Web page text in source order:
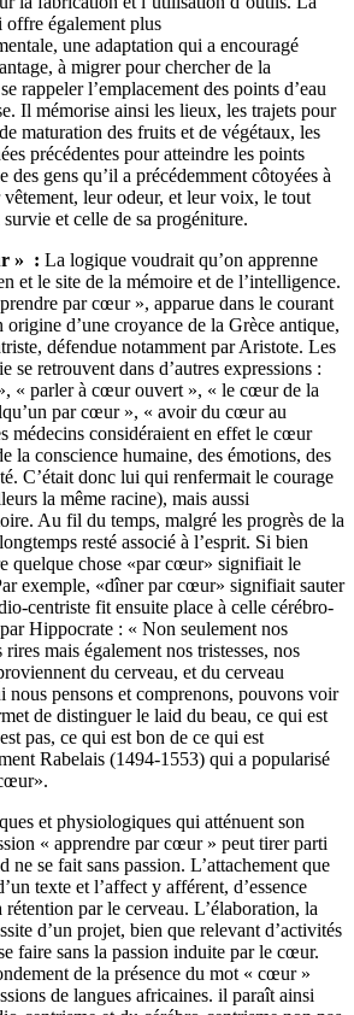
offre également plus
une adaptation qui a encouragé
à migrer pour chercher de la
rappeler l’emplacement des points d’eau
Il mémorise ainsi les lieux, les trajets pour
maturation des fruits et de végétaux, les
précédentes pour atteindre les points
des gens qu’il a précédemment côtoyées à
leur odeur, et leur voix, le tout
et celle de sa progéniture.
» : La logique voudrait qu’on apprenne
et le site de la mémoire et de l’intelligence.
par cœur », apparue dans le courant
d’une croyance de la Grèce antique,
défendue notamment par Aristote. Les
se retrouvent dans d’autres expressions :
« parler à cœur ouvert », « le cœur de la
par cœur », « avoir du cœur au
médecins considéraient en effet le cœur
la conscience humaine, des émotions, des
C’était donc lui qui renfermait le courage
la même racine), mais aussi
Au fil du temps, malgré les progrès de la
resté associé à l’esprit. Si bien
quelque chose «par cœur» signifiait le
exemple, «dîner par cœur» signifiait sauter
centriste fit ensuite place à celle cérébro-
Hippocrate : « Non seulement nos
mais également nos tristesses, nos
du cerveau, et du cerveau
nous pensons et comprenons, pouvons voir
de distinguer le laid du beau, ce qui est
pas, ce qui est bon de ce qui est
Rabelais (1494-1553) qui a popularisé
et physiologiques qui atténuent son
« apprendre par cœur » peut tirer parti
ne se fait sans passion. L’attachement que
texte et l’affect y afférent, d’essence
par le cerveau. L’élaboration, la
d’un projet, bien que relevant d’activités
faire sans la passion induite par le cœur.
de la présence du mot « cœur »
de langues africaines. il paraît ainsi